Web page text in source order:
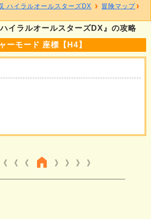
ハイラルオールスターズDX』の攻略
ーモード 座標【H4】
《 《 《 》 》 》
ハイラルオールスターズDX
冒険マップ